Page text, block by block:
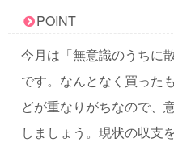
POINT
今月は「無意識のうちに
です。なんとなく買った
どが重なりがちなので、
しましょう。現状の収支